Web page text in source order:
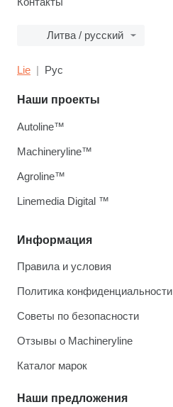
Литва / русский
Lie Рус
Информация
Правила и условия
Политика конфиденциальности
Советы по безопасности
Отзывы о Machineryline
Каталог марок
Наши предложения
Наши проекты
Autoline™
Machineryline™
Agroline™
Linemedia Digital ™